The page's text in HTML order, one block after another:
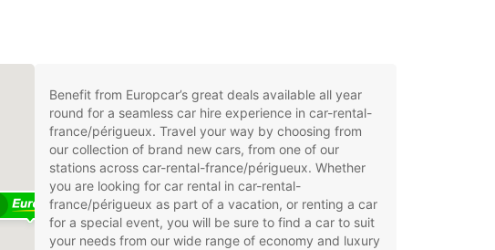
Benefit from Europcar’s great deals available all year
round for a seamless car hire experience in car-rental-
france/périgueux. Travel your way by choosing from
our collection of brand new cars, from one of our
stations across car-rental-france/périgueux. Whether
you are looking for car rental in car-rental-
france/périgueux as part of a vacation, or renting a car
for a special event, you will be sure to find a car to suit
your needs from our wide range of economy and luxury